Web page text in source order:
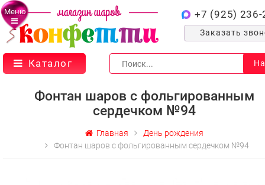
Меню +7 (925) 236-
Заказать
Каталог
Фонтан шаров с фольгированным
сердечком №94
Главная
День рождения
Фонтан шаров с фольгированным сердечком №94